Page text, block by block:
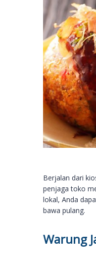
Berjalan dari
penjaga toko
lokal, Anda
bawa pulang.
Warung